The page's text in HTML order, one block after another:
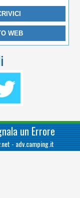
WEB
un Errore
-adv.camping.it